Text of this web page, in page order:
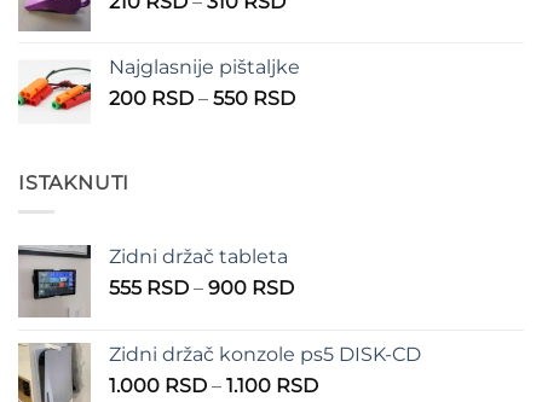
210 RSD
do
Najglasnije pištaljke
200 RSD – 550 RSDRaspon
ISTAKNUTI
Zidni držač tableta
555 RSD – 900 RSDRaspon
555 RSD
do
Zidni držač konzole ps5 DISK-CD
1.000 RSD – 1.100 RSDRaspon